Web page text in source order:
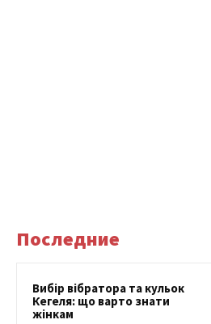
Последние
Вибір вібратора та кульок
Кегеля: що варто знати
жінкам